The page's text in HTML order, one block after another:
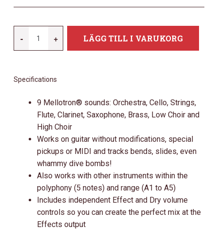
-
HARMONIX
REPLAY
MÄNGD
+ LÄGG TILL I VARUKORG
Specifications
9 Mellotron® sounds: Orchestra, Cello, Strings,
Flute, Clarinet, Saxophone, Brass, Low Choir and
High Choir
Works on guitar without modifications, special
pickups or MIDI and tracks bends, slides, even
whammy dive bombs!
Also works with other instruments within the
polyphony (5 notes) and range (A1 to A5)
Includes independent Effect and Dry volume
controls so you can create the perfect mix at the
Effects output